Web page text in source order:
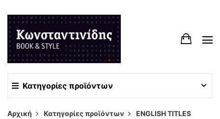
Κατηγορίες προϊόντων
Αρχική Κατηγορίες προϊόντων
ENGLISH TITLES